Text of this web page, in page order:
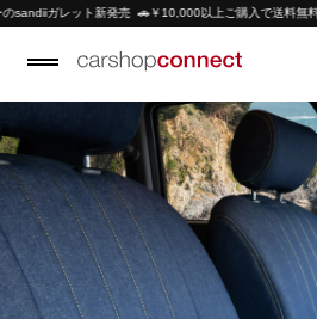
ット新発売 🚗￥10,000以上ご購入で送料無料（パーツ